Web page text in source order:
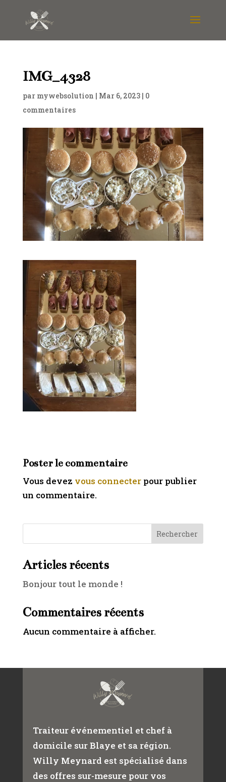
IMG_4328
par mywebsolution | Mar 6, 2023| 0
commentaires
Poster le commentaire
Vous devez vous connecterpour publier
un commentaire.
Rechercher
Articles récents
Bonjour tout le monde !
Commentaires récents
Aucun commentaire à afficher.
Traiteur événementiel et chef à
domicile sur Blaye et sa région.
Willy Meynard est spécialisé dans
des offres sur-mesure pour vos